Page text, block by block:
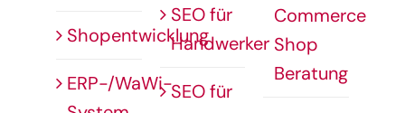
Shopentwicklung
ERP-/WaWi-
SEO für
Handwerker
SEO für
Commerce
Shop
Beratung